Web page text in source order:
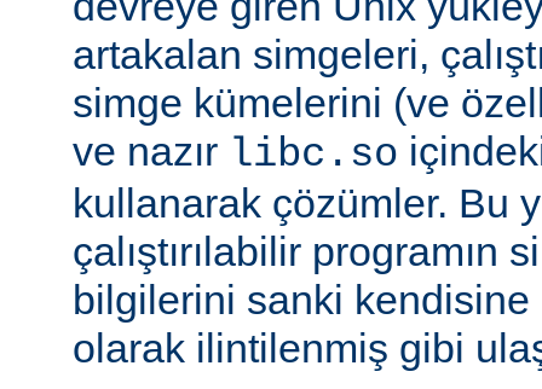
artakalan simgeleri,
simge kümelerini (ve
ve nazır libc.so
kullanarak çözümler. Bu
çalıştırılabilir programın
bilgilerini sanki
olarak ilintilenmiş gibi